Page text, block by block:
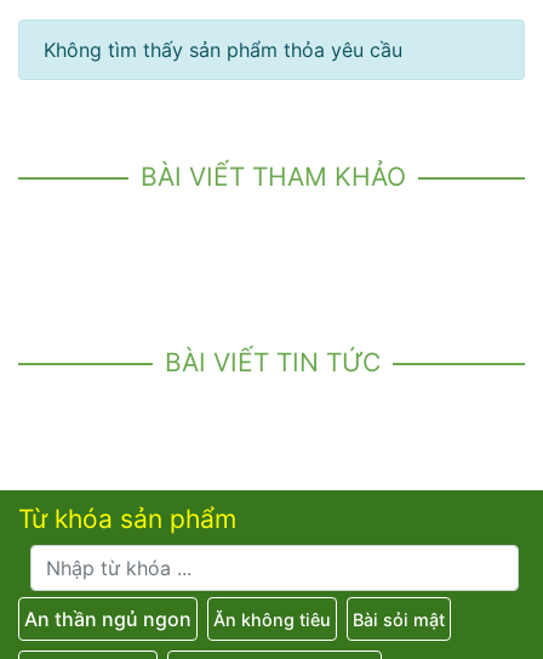
Không tìm thấy sản phẩm thỏa yêu cầu
BÀI VIẾT THAM KHẢO
BÀI VIẾT TIN TỨC
Từ khóa sản phẩm
An thần ngủ ngon Ăn không tiêu Bài sỏi mật